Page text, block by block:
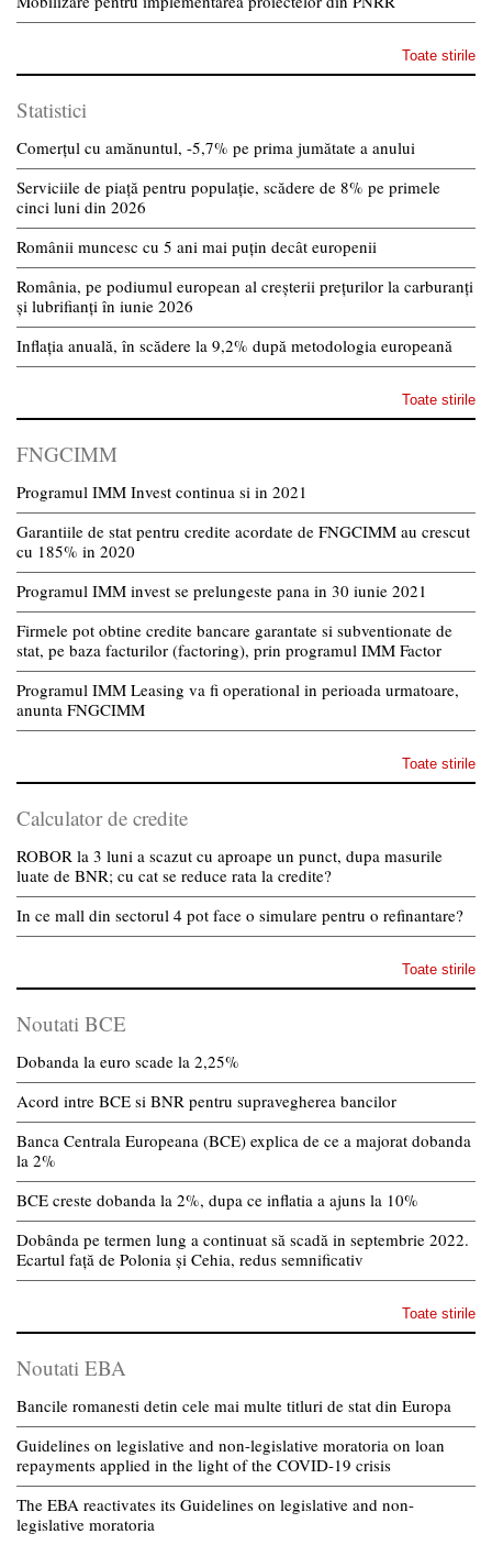
Toate stirile
Statistici
Comerțul cu amănuntul, -5,7% pe prima jumătate a anului
Serviciile de piață pentru populație, scădere de 8% pe primele
cinci luni din 2026
Românii muncesc cu 5 ani mai puțin decât europenii
România, pe podiumul european al creșterii prețurilor la carburanți
și lubrifianți în iunie 2026
Inflația anuală, în scădere la 9,2% după metodologia europeană
Toate stirile
FNGCIMM
Programul IMM Invest continua si in 2021
Garantiile de stat pentru credite acordate de FNGCIMM au crescut
cu 185% in 2020
Programul IMM invest se prelungeste pana in 30 iunie 2021
Firmele pot obtine credite bancare garantate si subventionate de
stat, pe baza facturilor (factoring), prin programul IMM Factor
Programul IMM Leasing va fi operational in perioada urmatoare,
anunta FNGCIMM
Toate stirile
Calculator de credite
ROBOR la 3 luni a scazut cu aproape un punct, dupa masurile
luate de BNR; cu cat se reduce rata la credite?
In ce mall din sectorul 4 pot face o simulare pentru o refinantare?
Toate stirile
Noutati BCE
Dobanda la euro scade la 2,25%
Acord intre BCE si BNR pentru supravegherea bancilor
Banca Centrala Europeana (BCE) explica de ce a majorat dobanda
la 2%
BCE creste dobanda la 2%, dupa ce inflatia a ajuns la 10%
Dobânda pe termen lung a continuat să scadă in septembrie 2022.
Ecartul față de Polonia și Cehia, redus semnificativ
Toate stirile
Noutati EBA
Bancile romanesti detin cele mai multe titluri de stat din Europa
Guidelines on legislative and non-legislative moratoria on loan
repayments applied in the light of the COVID-19 crisis
The EBA reactivates its Guidelines on legislative and non-
legislative moratoria